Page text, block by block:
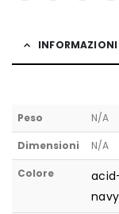
Peso N/A
Dimensioni N/A
Colore
navy